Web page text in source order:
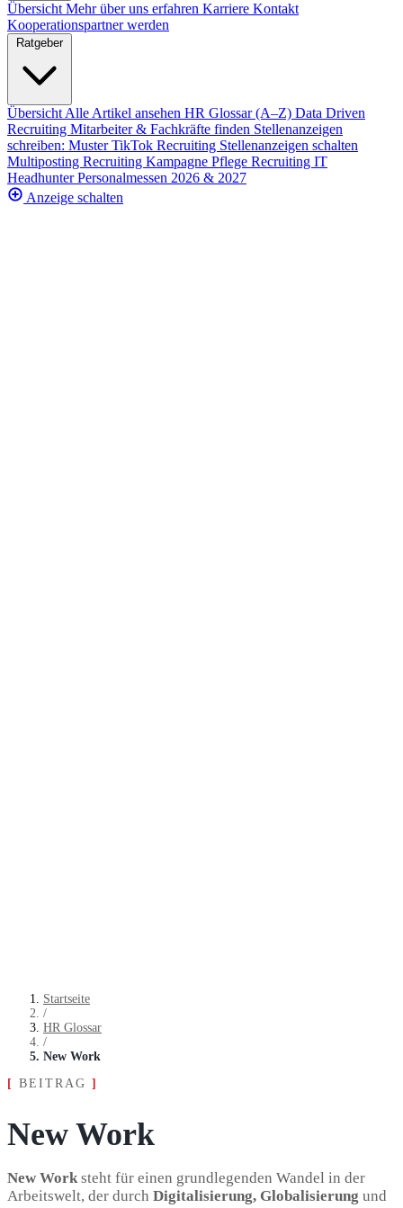
Übersicht Mehr über uns erfahren Karriere Kontakt
Kooperationspartner werden
Ratgeber
Übersicht Alle Artikel ansehen HR Glossar (A–Z) Data Driven
Recruiting Mitarbeiter & Fachkräfte finden Stellenanzeigen
schreiben: MusterTikTok Recruiting Stellenanzeigen schalten
Multiposting Recruiting Kampagne Pflege Recruiting IT
HeadhunterPersonalmessen 2026 & 2027
Anzeige schalten
Startseite
/
HR Glossar
/
New Work
[ BEITRAG ]
New Work
New Worksteht für einen grund­le­genden Wandel in der
Arbeitswelt, der durch Digitalisierung, Globalisierung und